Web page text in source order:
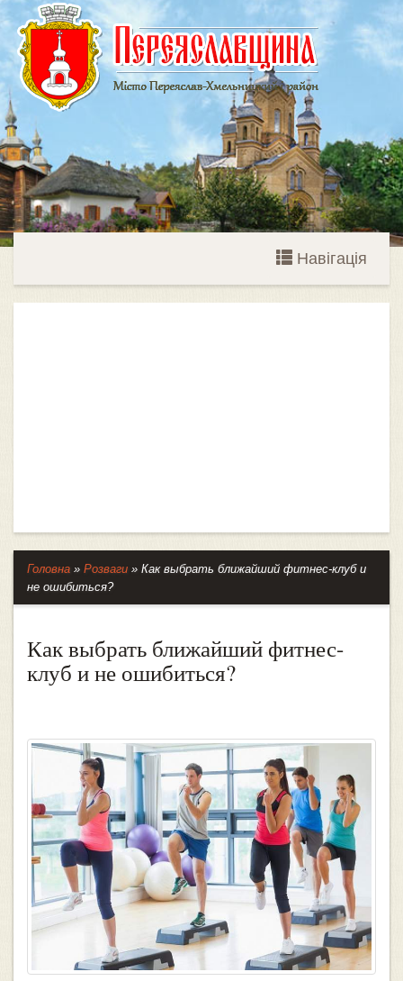
Навігація
Головна » Розваги » Как выбрать ближайший фитнес-клуб и
не ошибиться?
Как выбрать ближайший фитнес-
клуб и не ошибиться?